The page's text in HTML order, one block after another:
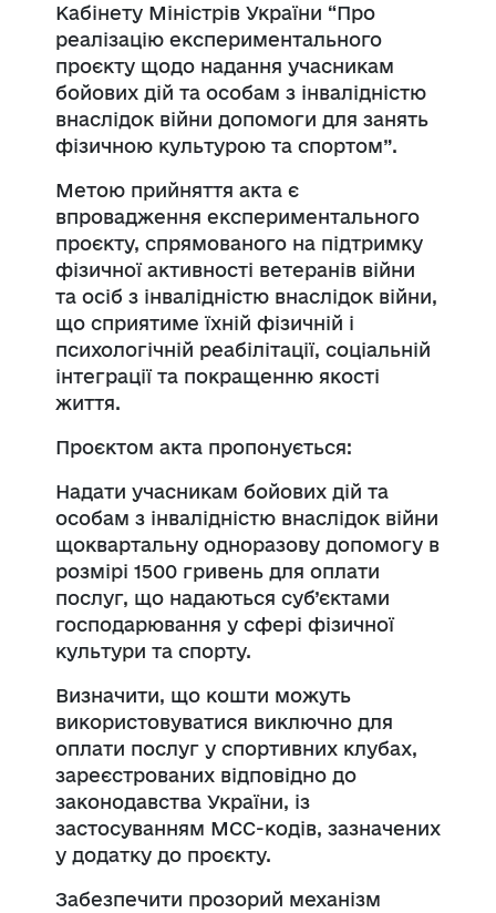
Кабінету Міністрів України “Про
реалізацію експериментального
проєкту щодо надання учасникам
бойових дій та особам з інвалідністю
внаслідок війни допомоги для занять
фізичною культурою та спортом”.
Метою прийняття акта є
впровадження експериментального
проєкту, спрямованого на підтримку
фізичної активності ветеранів війни
та осіб з інвалідністю внаслідок війни,
що сприятиме їхній фізичній і
психологічній реабілітації, соціальній
інтеграції та покращенню якості
життя.
Проєктом акта пропонується:
Надати учасникам бойових дій та
особам з інвалідністю внаслідок війни
щоквартальну одноразову допомогу в
розмірі 1500 гривень для оплати
послуг, що надаються суб’єктами
господарювання у сфері фізичної
культури та спорту.
Визначити, що кошти можуть
використовуватися виключно для
оплати послуг у спортивних клубах,
зареєстрованих відповідно до
законодавства України, із
застосуванням MCC-кодів, зазначених
у додатку до проєкту.
Забезпечити прозорий механізм